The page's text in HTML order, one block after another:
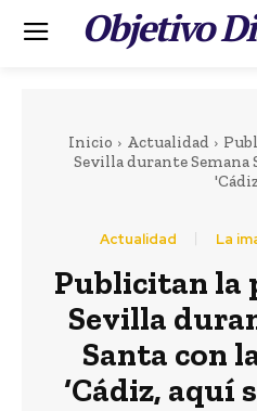
Objetivo
Inicio Actualidad
Sevilla durante Semana
Actualidad La
Publicitan la
Sevilla
Santa con
‘Cádiz, aquí